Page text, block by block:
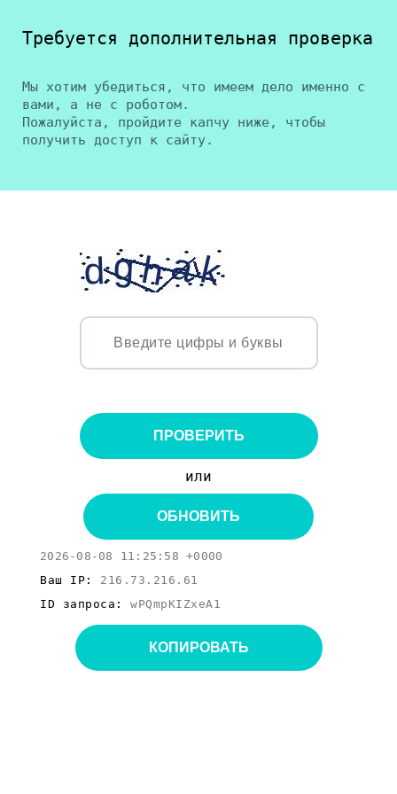
Требуется дополнительная проверка
Мы хотим убедиться, что имеем дело именно с
вами, а не с роботом.
Пожалуйста, пройдите капчу ниже, чтобы
получить доступ к сайту.
ПРОВЕРИТЬ
или
ОБНОВИТЬ
2026-08-08 11:25:58 +0000
Ваш IP: 216.73.216.61
ID запроса: wPQmpKIZxeA1
КОПИРОВАТЬ